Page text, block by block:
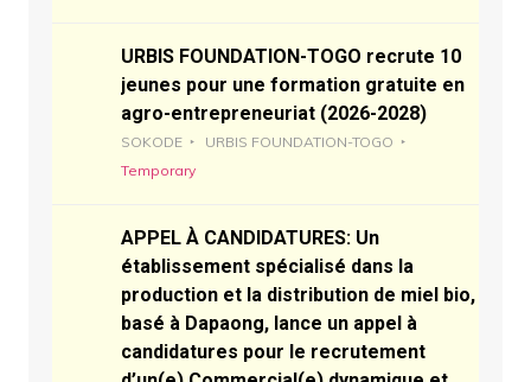
URBIS FOUNDATION-TOGO recrute 10
jeunes pour une formation gratuite en
agro-entrepreneuriat (2026-2028)
SOKODE
URBIS FOUNDATION-TOGO
Temporary
APPEL À CANDIDATURES: Un
établissement spécialisé dans la
production et la distribution de miel bio,
basé à Dapaong, lance un appel à
candidatures pour le recrutement